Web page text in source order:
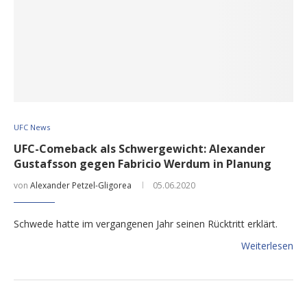
UFC News
UFC-Comeback als Schwergewicht: Alexander
Gustafsson gegen Fabricio Werdum in Planung
von Alexander Petzel-Gligorea 05.06.2020
Schwede hatte im vergangenen Jahr seinen Rücktritt erklärt.
Weiterlesen